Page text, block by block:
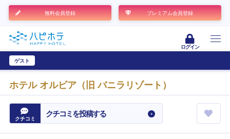
無料会員登録 プレミアム会員登録
ログイン
ゲスト
ホテル オルビア（旧 バニラリゾート）
クチコミ クチコミを投稿する